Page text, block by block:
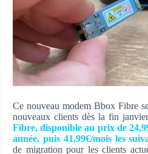
Ce nouveau modem Bbox Fibre
nouveaux clients dès la fin
Fibre, disponible au prix de
année, puis 41,99€/mois les
de migration pour les clients